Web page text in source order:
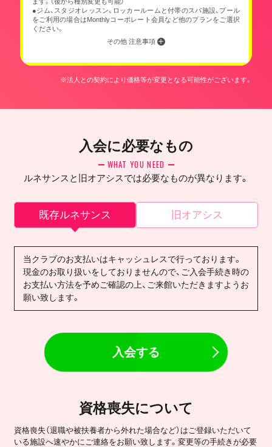
●ジム、スタジオレッスン、ロッカールームと付帯のスパ施設、プール
をご利用の場合はMonthlyコーポレート会員など他のプランをご選択
ください。
その他 注意事項
※法人との契約により価格等が変更となる可能性がございます。
入会に必要なもの
WHAT YOU NEED
ルネサンスと旧オアシスでは必要なものが異なります。
既存ルネサンス 旧オアシス
当クラブのお支払いはキャッシュレスで行っております。
現金のお取り扱いをしておりませんので、ご入会手続き時の
お支払い方法を予めご確認の上、ご来館いただきますようお
願い致します。
入会する
資格喪失について
資格喪失（退職や被扶養者から外れた場合など）はご登録いただいて
いる施設へ速やかにご連絡をお願い致します。変更等の手続きが必要